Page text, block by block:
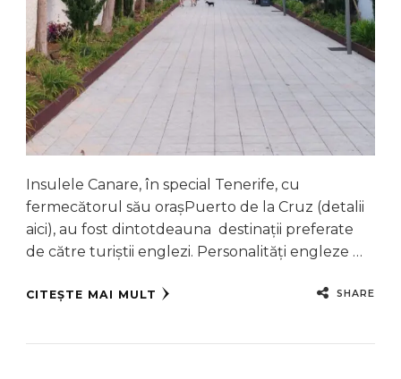
Insulele Canare, în special Tenerife, cu
fermecătorul său orașPuerto de la Cruz (detalii
aici), au fost dintotdeauna destinații preferate
de către turiștii englezi. Personalități engleze …
CITEȘTE MAI MULT SHARE